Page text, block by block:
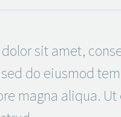
sit amet,
do eiusmod
magna aliqua.